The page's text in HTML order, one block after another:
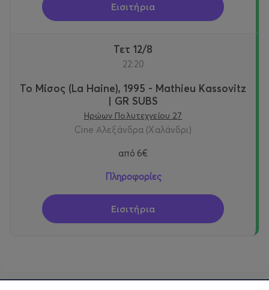
Εισιτήρια
Τετ 12/8
22:20
Το Μίσος (La Haine), 1995 - Mathieu Kassovitz
| GR SUBS
Ηρώων Πολυτεχνείου 27
Cine Αλεξάνδρα (Χαλάνδρι)
από 6€
Πληροφορίες
Εισιτήρια